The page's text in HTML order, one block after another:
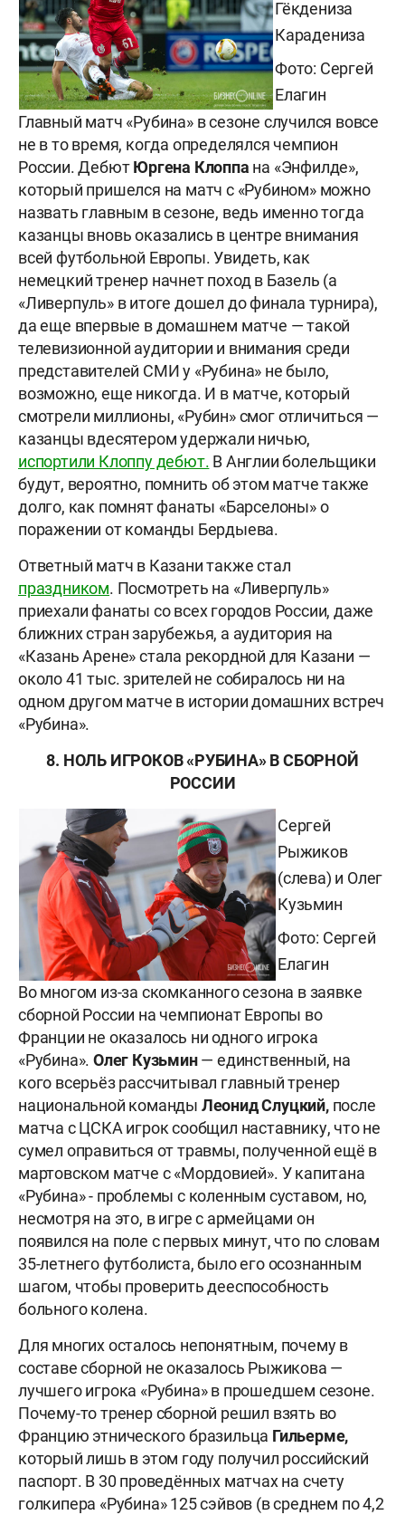
Гёкдениза
Карадениза
Фото: Сергей
Елагин
Главный матч «Рубина» в сезоне случился вовсе
не в то время, когда определялся чемпион
России. ДебютЮргена Клоппа на «Энфилде»,
который пришелся на матч с «Рубином» можно
назвать главным в сезоне, ведь именно тогда
казанцы вновь оказались в центре внимания
всей футбольной Европы. Увидеть, как
немецкий тренер начнет поход в Базель (а
«Ливерпуль» в итоге дошел до финала турнира),
да еще впервые в домашнем матче — такой
телевизионной аудитории и внимания среди
представителей СМИ у «Рубина» не было,
возможно, еще никогда. И в матче, который
смотрели миллионы, «Рубин» смог отличиться —
казанцы вдесятером удержали ничью,
испортили Клоппу дебют. В Англии болельщики
будут, вероятно, помнить об этом матче также
долго, как помнят фанаты «Барселоны» о
поражении от команды Бердыева.
Ответный матч в Казани также стал
праздником. Посмотреть на «Ливерпуль»
приехали фанаты со всех городов России, даже
ближних стран зарубежья, а аудитория на
«Казань Арене» стала рекордной для Казани —
около 41 тыс. зрителей не собиралось ни на
одном другом матче в истории домашних встреч
«Рубина».
8. НОЛЬ ИГРОКОВ «РУБИНА» В СБОРНОЙ
РОССИИ
Сергей
Рыжиков
(слева) и Олег
Кузьмин
Фото: Сергей
Елагин
Во многом из-за скомканного сезона в заявке
сборной России на чемпионат Европы во
Франции не оказалось ни одного игрока
«Рубина». Олег Кузьмин— единственный, на
кого всерьёз рассчитывал главный тренер
национальной команды Леонид Слуцкий,после
матча с ЦСКА игрок сообщил наставнику, что не
сумел оправиться от травмы, полученной ещё в
мартовском матче с «Мордовией». У капитана
«Рубина» - проблемы с коленным суставом, но,
несмотря на это, в игре с армейцами он
появился на поле с первых минут, что по словам
35-летнего футболиста, было его осознанным
шагом, чтобы проверить дееспособность
больного колена.
Для многих осталось непонятным, почему в
составе сборной не оказалось Рыжикова —
лучшего игрока «Рубина» в прошедшем сезоне.
Почему-то тренер сборной решил взять во
Францию этнического бразильца Гильерме,
который лишь в этом году получил российский
паспорт. В 30 проведённых матчах на счету
голкипера «Рубина» 125 сэйвов (в среднем по 4,2